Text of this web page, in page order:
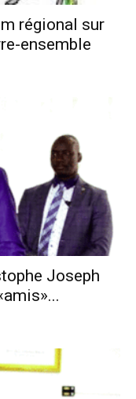
régional sur
ensemble
Joseph